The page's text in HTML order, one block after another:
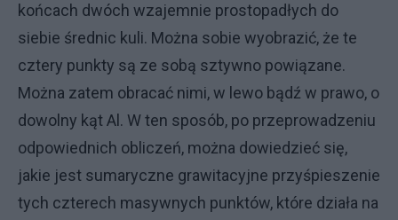
końcach dwóch wzajemnie prostopadłych do
siebie średnic kuli. Można sobie wyobrazić, że te
cztery punkty są ze sobą sztywno powiązane.
Można zatem obracać nimi, w lewo bądź w prawo, o
dowolny kąt Al. W ten sposób, po przeprowadzeniu
odpowiednich obliczeń, można dowiedzieć się,
jakie jest sumaryczne grawitacyjne przyśpieszenie
tych czterech masywnych punktów, które działa na